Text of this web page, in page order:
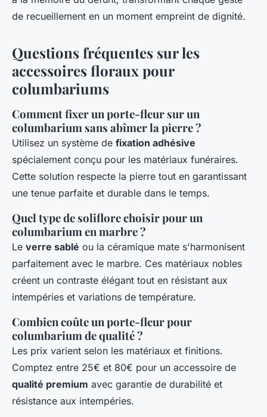
de recueillement en un moment empreint de dignité.
Questions fréquentes sur les
accessoires floraux pour
columbariums
Comment fixer un porte-fleur sur un
columbarium sans abîmer la pierre ?
Utilisez un système de fixation adhésive
spécialement conçu pour les matériaux funéraires.
Cette solution respecte la pierre tout en garantissant
une tenue parfaite et durable dans le temps.
Quel type de soliflore choisir pour un
columbarium en marbre ?
Le verre sablé ou la céramique mate s'harmonisent
parfaitement avec le marbre. Ces matériaux nobles
créent un contraste élégant tout en résistant aux
intempéries et variations de température.
Combien coûte un porte-fleur pour
columbarium de qualité ?
Les prix varient selon les matériaux et finitions.
Comptez entre 25€ et 80€ pour un accessoire de
qualité premium avec garantie de durabilité et
résistance aux intempéries.